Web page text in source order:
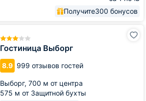
Получите300 бонусов
Гостиница Выборг
8.9 999 отзывов гостей
Выборг, 700 м от центра
575 м от Защитной бухты